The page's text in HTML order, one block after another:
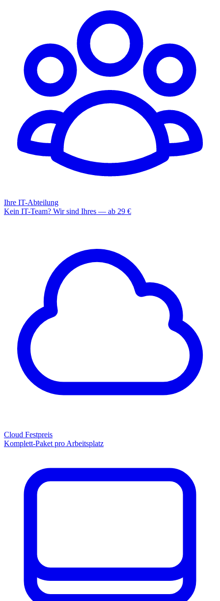
Ihre IT-Abteilung
Kein IT-Team? Wir sind Ihres — ab 29 €
Cloud Festpreis
Komplett-Paket pro Arbeitsplatz